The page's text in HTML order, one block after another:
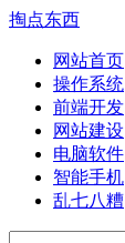
掏点东西
网站首页
操作系统
前端开发
网站建设
电脑软件
智能手机
乱七八糟